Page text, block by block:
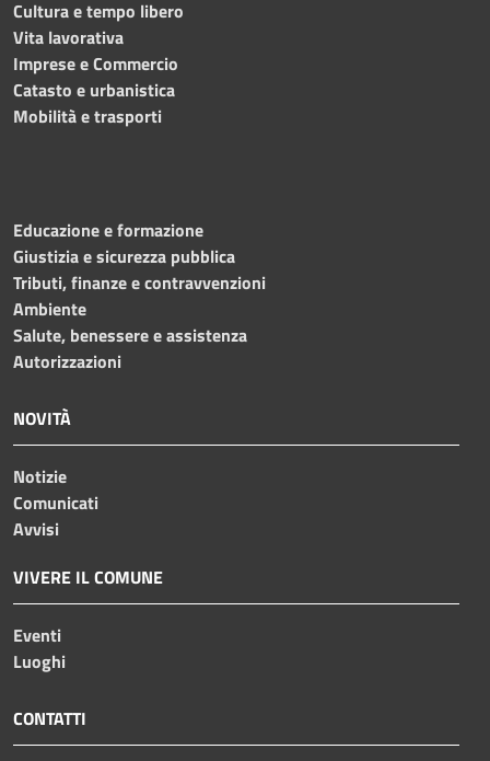
Cultura e tempo libero
Vita lavorativa
Imprese e Commercio
Catasto e urbanistica
Mobilità e trasporti
Educazione e formazione
Giustizia e sicurezza pubblica
Tributi, finanze e contravvenzioni
Ambiente
Salute, benessere e assistenza
Autorizzazioni
NOVITÀ
Notizie
Comunicati
Avvisi
VIVERE IL COMUNE
Eventi
Luoghi
CONTATTI